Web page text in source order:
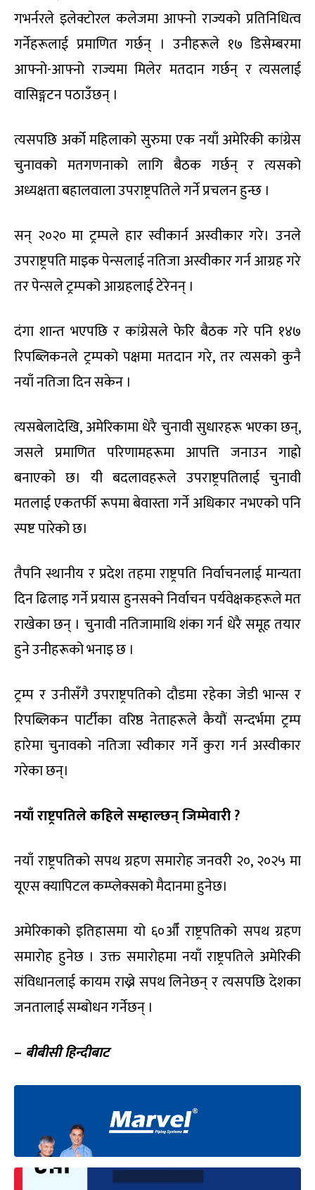
गभर्नरले इलेक्टोरल कलेजमा आफ्नो राज्यको प्रतिनिधित्व
गर्नेहरूलाई प्रमाणित गर्छन् । उनीहरूले १७ डिसेम्बरमा
आफ्नो-आफ्नो राज्यमा मिलेर मतदान गर्छन् र त्यसलाई
वासिङ्गटन पठाउँछन् ।
त्यसपछि अर्को महिलाको सुरुमा एक नयाँ अमेरिकी कांग्रेस
चुनावको मतगणनाको लागि बैठक गर्छन् र त्यसको
अध्यक्षता बहालवाला उपराष्ट्रपतिले गर्ने प्रचलन हुन्छ ।
सन् २०२० मा ट्रम्पले हार स्वीकार्न अस्वीकार गरे। उनले
उपराष्ट्रपति माइक पेन्सलाई नतिजा अस्वीकार गर्न आग्रह गरे
तर पेन्सले ट्रम्पको आग्रहलाई टेरेनन् ।
दंगा शान्त भएपछि र कांग्रेसले फेरि बैठक गरे पनि १४७
रिपब्लिकनले ट्रम्पको पक्षमा मतदान गरे, तर त्यसको कुनै
नयाँ नतिजा दिन सकेन ।
त्यसबेलादेखि, अमेरिकामा धेरै चुनावी सुधारहरू भएका छन्,
जसले प्रमाणित परिणामहरूमा आपत्ति जनाउन गाह्रो
बनाएको छ। यी बदलावहरूले उपराष्ट्रपतिलाई चुनावी
मतलाई एकतर्फी रूपमा बेवास्ता गर्ने अधिकार नभएको पनि
स्पष्ट पारेको छ।
तैपनि स्थानीय र प्रदेश तहमा राष्ट्रपति निर्वाचनलाई मान्यता
दिन ढिलाइ गर्ने प्रयास हुनसक्ने निर्वाचन पर्यवेक्षकहरूले मत
राखेका छन् । चुनावी नतिजामाथि शंका गर्न धेरै समूह तयार
हुने उनीहरूको भनाइ छ ।
ट्रम्प र उनीसँगै उपराष्ट्रपतिको दौडमा रहेका जेडी भान्स र
रिपब्लिकन पार्टीका वरिष्ठ नेताहरूले कैयौं सन्दर्भमा ट्रम्प
हारेमा चुनावको नतिजा स्वीकार गर्ने कुरा गर्न अस्वीकार
गरेका छन्।
नयाँ राष्ट्रपतिले कहिले सम्हाल्छन् जिम्मेवारी ?
नयाँ राष्ट्रपतिको सपथ ग्रहण समारोह जनवरी २०, २०२५ मा
यूएस क्यापिटल कम्प्लेक्सको मैदानमा हुनेछ।
अमेरिकाको इतिहासमा यो ६०औँ राष्ट्रपतिको सपथ ग्रहण
समारोह हुनेछ । उक्त समारोहमा नयाँ राष्ट्रपतिले अमेरिकी
संविधानलाई कायम राख्ने सपथ लिनेछन् र त्यसपछि देशका
जनतालाई सम्बोधन गर्नेछन् ।
– बीबीसी हिन्दीबाट